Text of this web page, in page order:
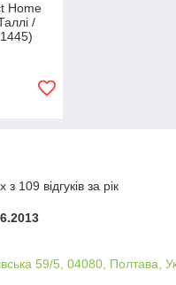
Home
/
109 відгуків за рік
59/5, 04080, Полтава,